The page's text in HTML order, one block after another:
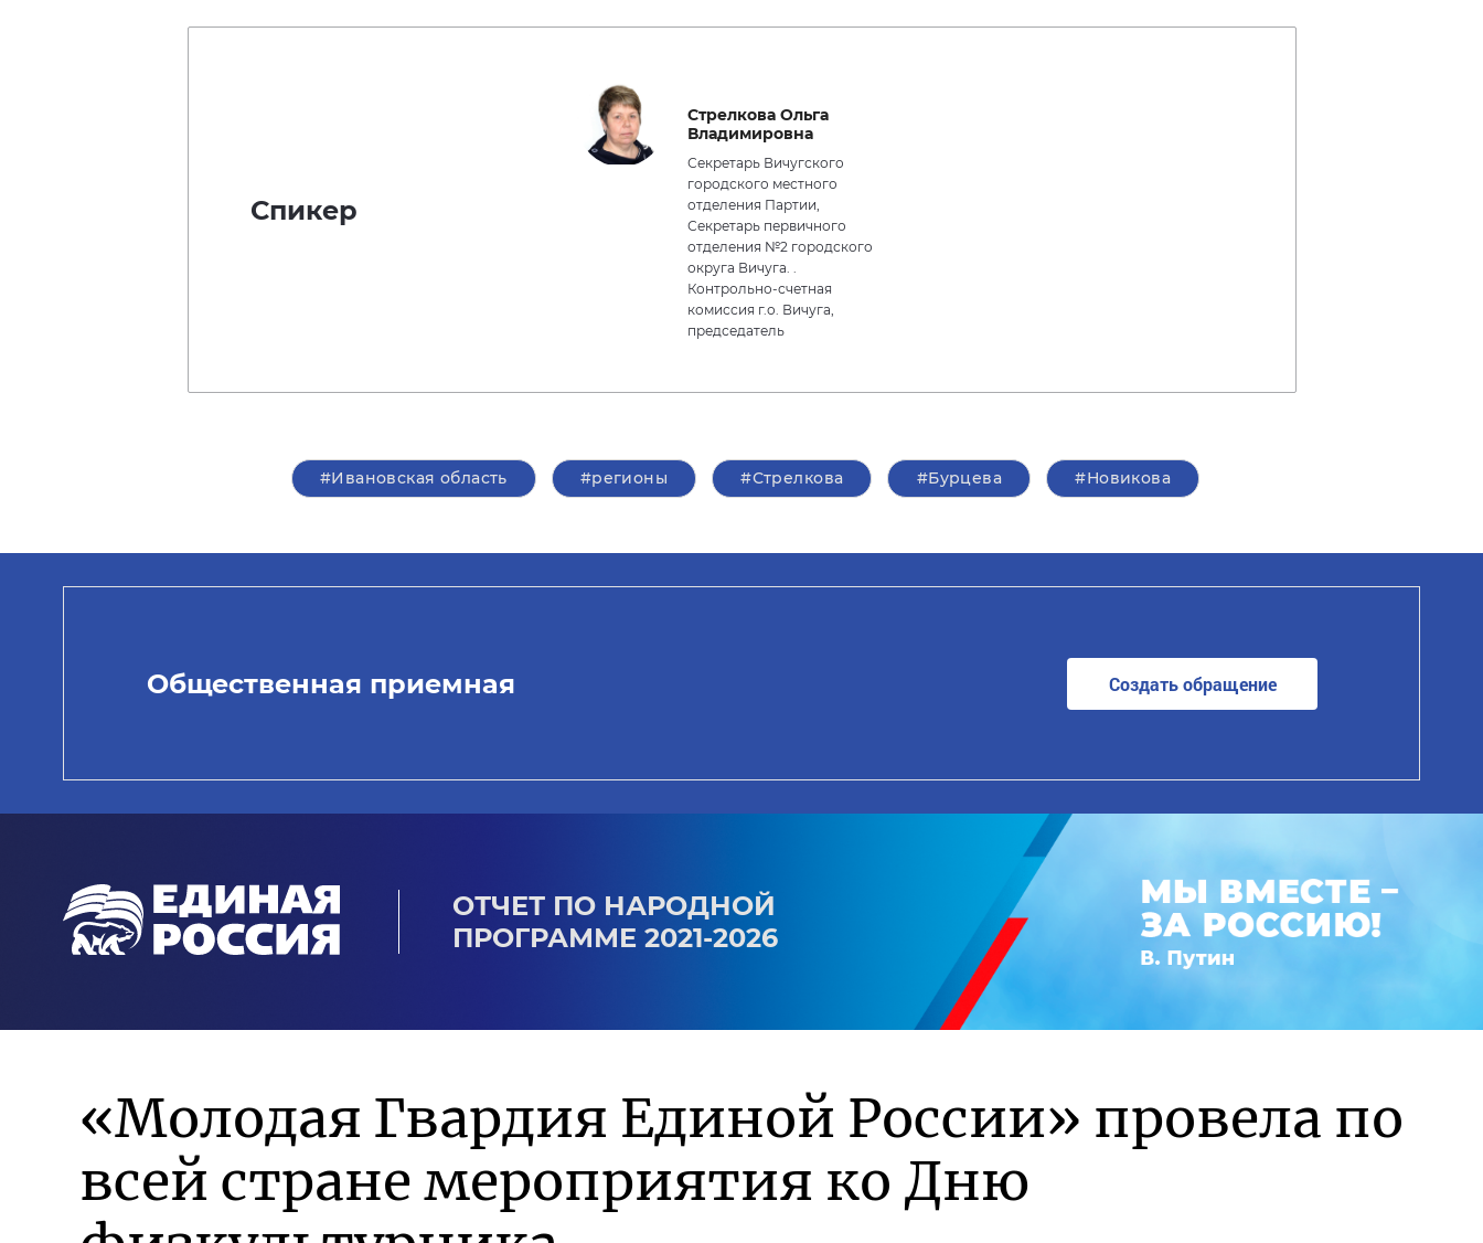
Спикер
Стрелкова Ольга
Владимировна
Секретарь Вичугского
городского местного
отделения Партии,
Секретарь первичного
отделения №2 городского
округа Вичуга. .
Контрольно-счетная
комиссия г.о. Вичуга,
председатель
#Ивановская область #регионы #Стрелкова #Бурцева #Новикова
Общественная приемная Создать обращение
ОТЧЕТ ПО НАРОДНОЙ
ПРОГРАММЕ 2021-2026
«Молодая Гвардия Единой России» провела по
всей стране мероприятия ко Дню